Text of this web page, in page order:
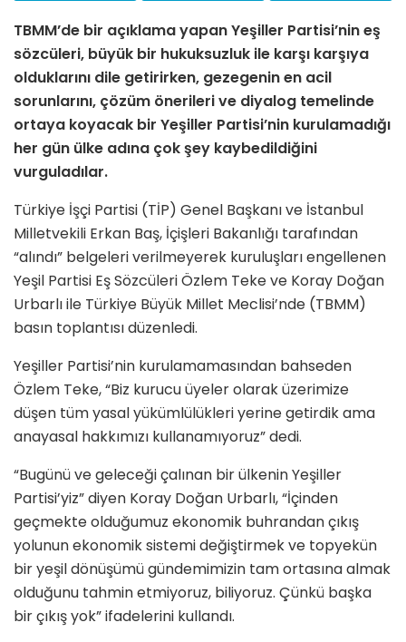
TBMM’de bir açıklama yapan Yeşiller Partisi’nin eş
sözcüleri, büyük bir hukuksuzluk ile karşı karşıya
olduklarını dile getirirken, gezegenin en acil
sorunlarını, çözüm önerileri ve diyalog temelinde
ortaya koyacak bir Yeşiller Partisi’nin kurulamadığı
her gün ülke adına çok şey kaybedildiğini
vurguladılar.
Türkiye İşçi Partisi (TİP) Genel Başkanı ve İstanbul
Milletvekili Erkan Baş, İçişleri Bakanlığı tarafından
“alındı” belgeleri verilmeyerek kuruluşları engellenen
Yeşil Partisi Eş Sözcüleri Özlem Teke ve Koray Doğan
Urbarlı ile Türkiye Büyük Millet Meclisi’nde (TBMM)
basın toplantısı düzenledi.
Yeşiller Partisi’nin kurulamamasından bahseden
Özlem Teke, “Biz kurucu üyeler olarak üzerimize
düşen tüm yasal yükümlülükleri yerine getirdik ama
anayasal hakkımızı kullanamıyoruz” dedi.
“Bugünü ve geleceği çalınan bir ülkenin Yeşiller
Partisi’yiz” diyen Koray Doğan Urbarlı, “İçinden
geçmekte olduğumuz ekonomik buhrandan çıkış
yolunun ekonomik sistemi değiştirmek ve topyekün
bir yeşil dönüşümü gündemimizin tam ortasına almak
olduğunu tahmin etmiyoruz, biliyoruz. Çünkü başka
bir çıkış yok” ifadelerini kullandı.